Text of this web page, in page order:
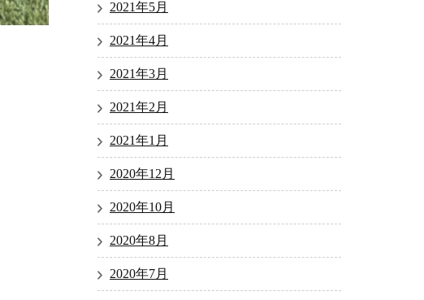
2021年5月
2021年4月
2021年3月
2021年2月
2021年1月
2020年12月
2020年10月
2020年8月
2020年7月